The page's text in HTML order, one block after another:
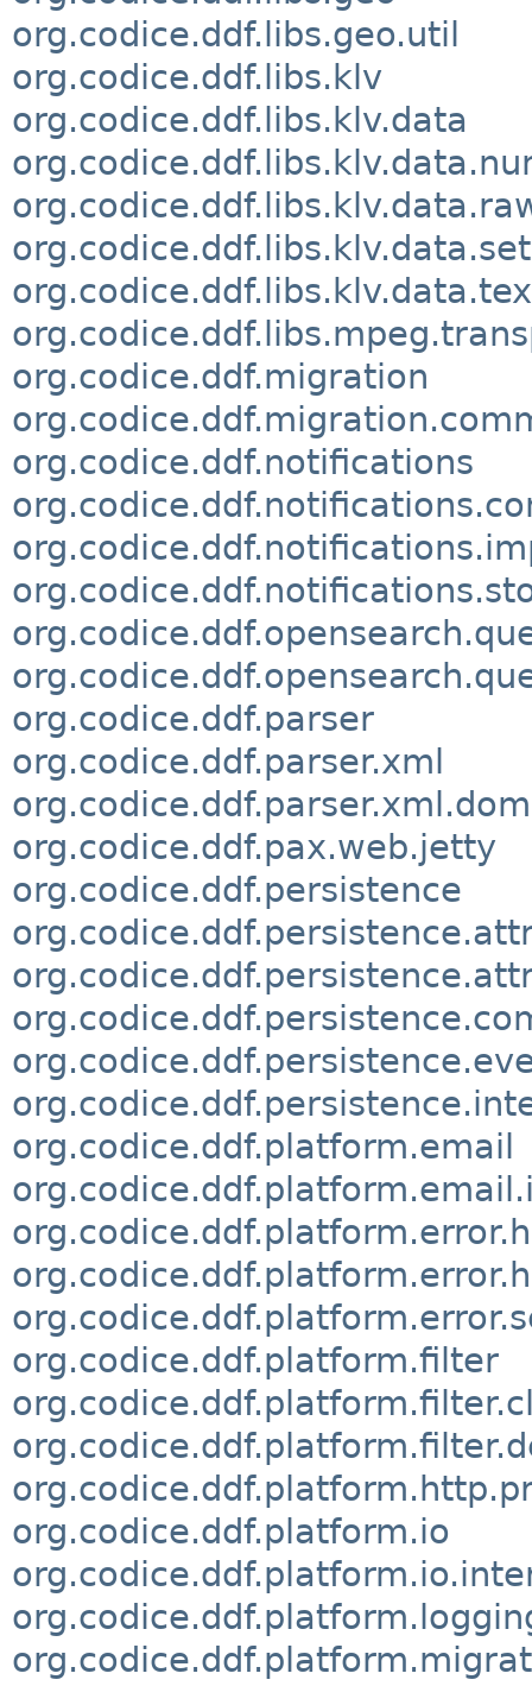
org.codice.ddf.libs.geo.util
org.codice.ddf.libs.klv
org.codice.ddf.libs.klv.data
org.codice.ddf.libs.klv.data.set
org.codice.ddf.migration
org.codice.ddf.notifications
org.codice.ddf.parser
org.codice.ddf.parser.xml
org.codice.ddf.pax.web.jetty
org.codice.ddf.persistence
org.codice.ddf.platform.email
org.codice.ddf.platform.filter
org.codice.ddf.platform.io